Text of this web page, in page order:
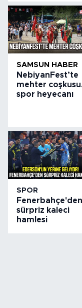
SAMSUN HABER
NebiyanFest’te
mehter
spor heyecanı
SPOR
Fenerbahçe'den
sürpriz kaleci
hamlesi